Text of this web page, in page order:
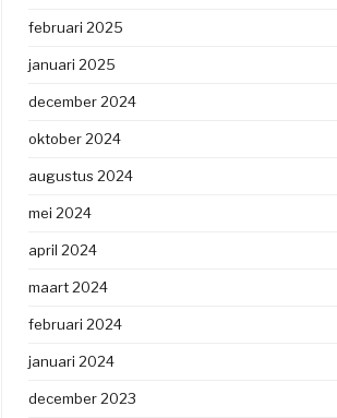
februari 2025
januari 2025
december 2024
oktober 2024
augustus 2024
mei 2024
april 2024
maart 2024
februari 2024
januari 2024
december 2023